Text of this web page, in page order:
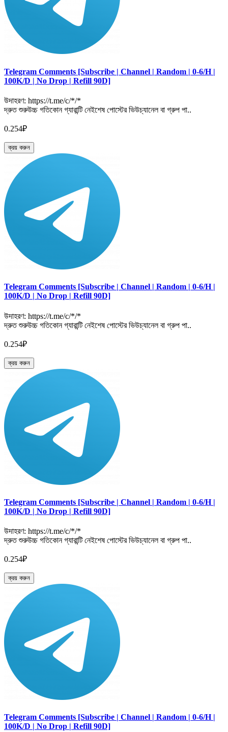
Telegram Comments [Subscribe | Channel | Random | 0-6/H |
100K/D | No Drop | Refill 90D]
উদাহরণ: https://t.me/c/*/*
দ্রুত শুরুউচ্চ গতিকোন গ্যারান্টি নেইশেষ পোস্টের ভিউচ্যানেল বা গ্রুপ পা..
0.254₽
ক্রয় করুন
Telegram Comments [Subscribe | Channel | Random | 0-6/H |
100K/D | No Drop | Refill 90D]
উদাহরণ: https://t.me/c/*/*
দ্রুত শুরুউচ্চ গতিকোন গ্যারান্টি নেইশেষ পোস্টের ভিউচ্যানেল বা গ্রুপ পা..
0.254₽
ক্রয় করুন
Telegram Comments [Subscribe | Channel | Random | 0-6/H |
100K/D | No Drop | Refill 90D]
উদাহরণ: https://t.me/c/*/*
দ্রুত শুরুউচ্চ গতিকোন গ্যারান্টি নেইশেষ পোস্টের ভিউচ্যানেল বা গ্রুপ পা..
0.254₽
ক্রয় করুন
Telegram Comments [Subscribe | Channel | Random | 0-6/H |
100K/D | No Drop | Refill 90D]